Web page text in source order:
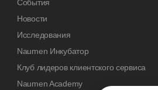
События
Новости
Исследования
Naumen Инкубатор
Клуб лидеров клиентского сервиса
Naumen Academy